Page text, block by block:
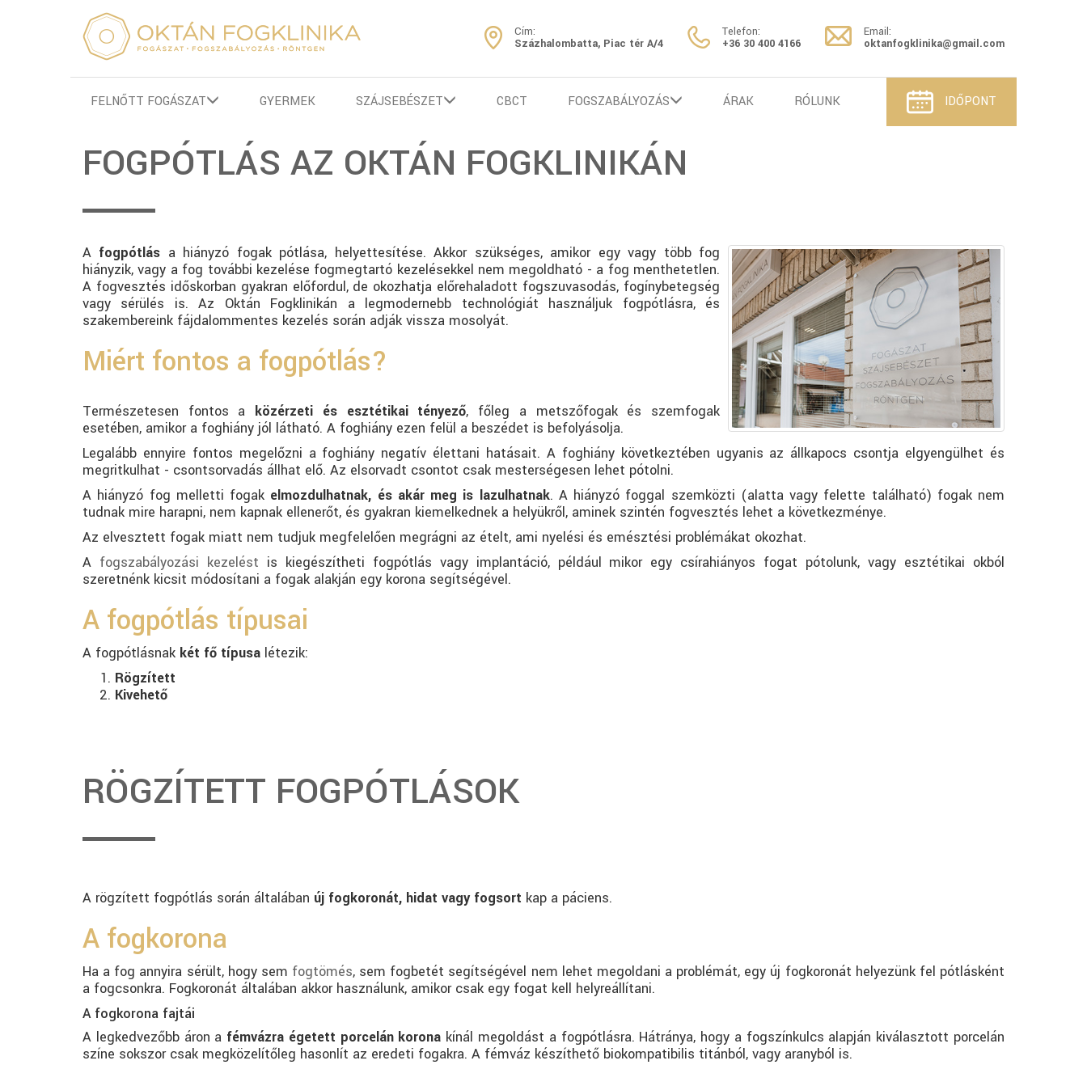
Cím:
Százhalombatta, Piac tér A/4
Telefon:
+36 30 400 4166
Email:
oktanfogklinika@gmail.com
FELNŐTT FOGÁSZAT GYERMEK SZÁJSEBÉSZET CBCT FOGSZABÁLYOZÁS ÁRAK RÓLUNK IDŐPONT
FOGPÓTLÁS AZ OKTÁN FOGKLINIKÁN
A fogpótlás a hiányzó fogak pótlása, helyettesítése. Akkor szükséges, amikor egy vagy több fog
hiányzik, vagy a fog további kezelése fogmegtartó kezelésekkel nem megoldható - a fog menthetetlen.
A fogvesztés időskorban gyakran előfordul, de okozhatja előrehaladott fogszuvasodás, fogínybetegség
vagy sérülés is. Az Oktán Fogklinikán a legmodernebb technológiát használjuk fogpótlásra, és
szakembereink fájdalommentes kezelés során adják vissza mosolyát.
Miért fontos a fogpótlás?
Természetesen fontos a közérzeti és esztétikai tényező, főleg a metszőfogak és szemfogak
esetében, amikor a foghiány jól látható. A foghiány ezen felül a beszédet is befolyásolja.
Legalább ennyire fontos megelőzni a foghiány negatív élettani hatásait. A foghiány következtében ugyanis az állkapocs csontja elgyengülhet és
megritkulhat - csontsorvadás állhat elő. Az elsorvadt csontot csak mesterségesen lehet pótolni.
A hiányzó fog melletti fogak elmozdulhatnak, és akár meg is lazulhatnak. A hiányzó foggal szemközti (alatta vagy felette található) fogak nem
tudnak mire harapni, nem kapnak ellenerőt, és gyakran kiemelkednek a helyükről, aminek szintén fogvesztés lehet a következménye.
Az elvesztett fogak miatt nem tudjuk megfelelően megrágni az ételt, ami nyelési és emésztési problémákat okozhat.
A fogszabályozási kezelést is kiegészítheti fogpótlás vagy implantáció, például mikor egy csírahiányos fogat pótolunk, vagy esztétikai okból
szeretnénk kicsit módosítani a fogak alakján egy korona segítségével.
A fogpótlás típusai
A fogpótlásnak két fő típusa létezik:
Rögzített
Kivehető
RÖGZÍTETT FOGPÓTLÁSOK
A rögzített fogpótlás során általában új fogkoronát, hidat vagy fogsort kap a páciens.
A fogkorona
Ha a fog annyira sérült, hogy sem fogtömés, sem fogbetét segítségével nem lehet megoldani a problémát, egy új fogkoronát helyezünk fel pótlásként
a fogcsonkra. Fogkoronát általában akkor használunk, amikor csak egy fogat kell helyreállítani.
A fogkorona fajtái
A legkedvezőbb áron a fémvázra égetett porcelán korona kínál megoldást a fogpótlásra. Hátránya, hogy a fogszínkulcs alapján kiválasztott porcelán
színe sokszor csak megközelítőleg hasonlít az eredeti fogakra. A fémváz készíthető biokompatibilis titánból, vagy aranyból is.